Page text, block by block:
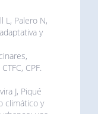
L, Palero N,
y
CPF.
J, Piqué
climático y